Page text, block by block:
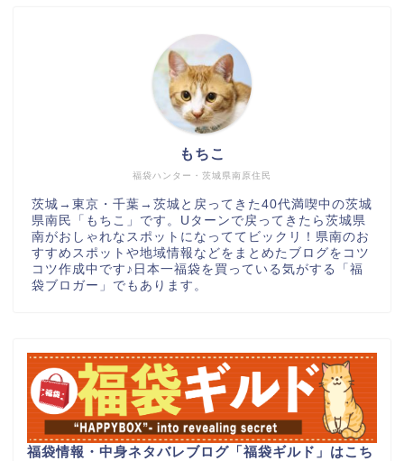
福袋ハンター・茨城県南原住民
もちこ
茨城→東京・千葉→茨城と戻ってきた40代満喫中の茨城
県南民「もちこ」です。Uターンで戻ってきたら茨城県
南がおしゃれなスポットになっててビックリ！県南のお
すすめスポットや地域情報などをまとめたブログをコツ
コツ作成中です♪日本一福袋を買っている気がする「福
袋ブロガー」でもあります。
福袋情報・中身ネタバレブログ「福袋ギルド」はこち